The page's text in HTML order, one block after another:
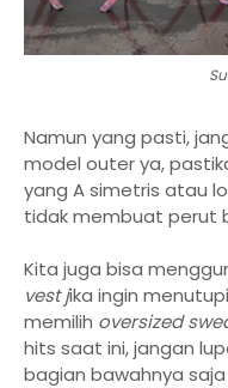
Namun yang pasti,
model outer ya,
yang A simetris atau
tidak membuat perut
Kita juga bisa
vest jika ingin
memilih oversized
hits saat ini, jangan
bagian bawahnya saja